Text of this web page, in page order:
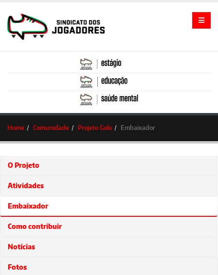
Home Comunidade Projeto Golo Embaixador
O Projeto
Atividades
Embaixador
Como contribuir
Notícias
Fotos